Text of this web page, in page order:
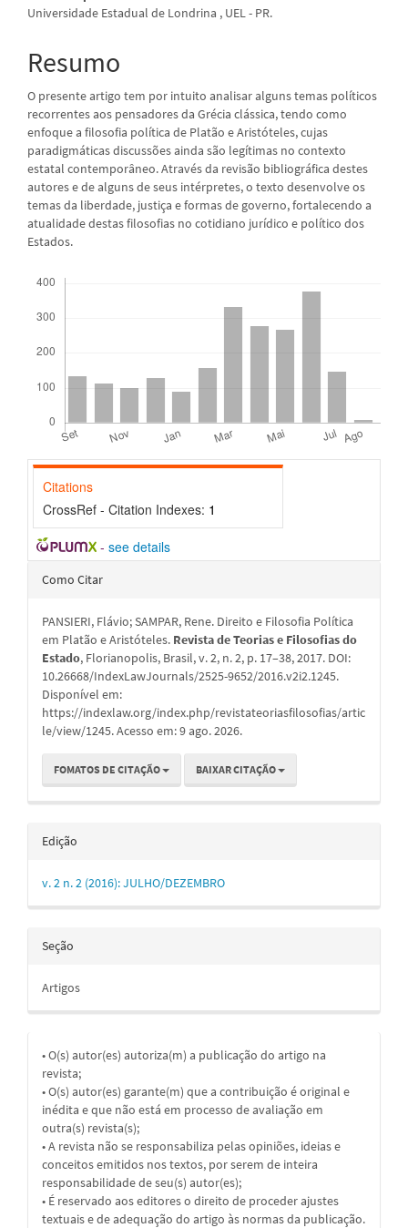
artigo
principal
Universidade Estadual de Londrina , UEL - PR.
Resumo
O presente artigo tem por intuito analisar alguns temas políticos
recorrentes aos pensadores da Grécia clássica, tendo como
enfoque a filosofia política de Platão e Aristóteles, cujas
paradigmáticas discussões ainda são legítimas no contexto
estatal contemporâneo. Através da revisão bibliográfica destes
autores e de alguns de seus intérpretes, o texto desenvolve os
temas da liberdade, justiça e formas de governo, fortalecendo a
atualidade destas filosofias no cotidiano jurídico e político dos
Estados.
Citations
CrossRef - Citation Indexes: 1
- see details
Detalhes
artigo
Como Citar
PANSIERI, Flávio; SAMPAR, Rene. Direito e Filosofia Política
em Platão e Aristóteles. Revista de Teorias e Filosofias do
Estado, Florianopolis, Brasil, v. 2, n. 2, p. 17–38, 2017. DOI:
10.26668/IndexLawJournals/2525-9652/2016.v2i2.1245.
Disponível em:
https://indexlaw.org/index.php/revistateoriasfilosofias/artic
le/view/1245. Acesso em: 9 ago. 2026.
FOMATOS DE CITAÇÃO BAIXAR CITAÇÃO
Edição
v. 2 n. 2 (2016): JULHO/DEZEMBRO
Seção
Artigos
• O(s) autor(es) autoriza(m) a publicação do artigo na
revista;
• O(s) autor(es) garante(m) que a contribuição é original e
inédita e que não está em processo de avaliação em
outra(s) revista(s);
• A revista não se responsabiliza pelas opiniões, ideias e
conceitos emitidos nos textos, por serem de inteira
responsabilidade de seu(s) autor(es);
• É reservado aos editores o direito de proceder ajustes
textuais e de adequação do artigo às normas da publicação.